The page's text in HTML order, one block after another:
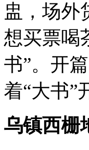
盅，场外
想买票喝
书”。开
着“大书”
乌镇西栅